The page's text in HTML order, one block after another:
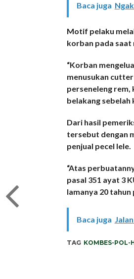
Baca juga
Motif pelaku
korban pada saat
“Korban
menusukan
perseneleng
belakang sebelah
Dari hasil
tersebut dengan
penjual pecel lele.
“Atas
pasal 351 ayat 3
lamanya 20 tahun
Baca juga
TAG KOMBES-POL-